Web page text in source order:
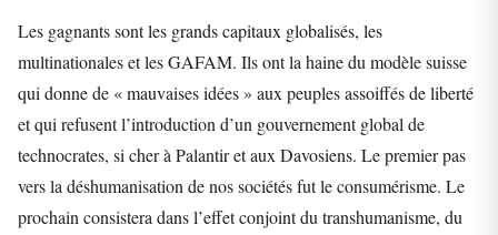
Les gagnants sont les grands capitaux globalisés, les
multinationales et les GAFAM. Ils ont la haine du modèle suisse
qui donne de « mauvaises idées » aux peuples assoiffés de liberté
et qui refusent l’introduction d’un gouvernement global de
technocrates, si cher à Palantir et aux Davosiens. Le premier pas
vers la déshumanisation de nos sociétés fut le consumérisme. Le
prochain consistera dans l’effet conjoint du transhumanisme, du